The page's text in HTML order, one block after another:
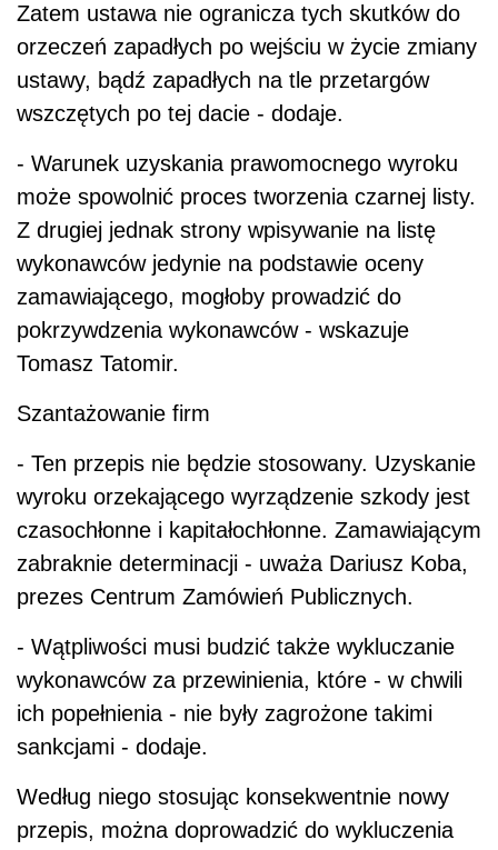
Zatem ustawa nie ogranicza tych skutków do
orzeczeń zapadłych po wejściu w życie zmiany
ustawy, bądź zapadłych na tle przetargów
wszczętych po tej dacie - dodaje.
- Warunek uzyskania prawomocnego wyroku
może spowolnić proces tworzenia czarnej listy.
Z drugiej jednak strony wpisywanie na listę
wykonawców jedynie na podstawie oceny
zamawiającego, mogłoby prowadzić do
pokrzywdzenia wykonawców - wskazuje
Tomasz Tatomir.
Szantażowanie firm
- Ten przepis nie będzie stosowany. Uzyskanie
wyroku orzekającego wyrządzenie szkody jest
czasochłonne i kapitałochłonne. Zamawiającym
zabraknie determinacji - uważa Dariusz Koba,
prezes Centrum Zamówień Publicznych.
- Wątpliwości musi budzić także wykluczanie
wykonawców za przewinienia, które - w chwili
ich popełnienia - nie były zagrożone takimi
sankcjami - dodaje.
Według niego stosując konsekwentnie nowy
przepis, można doprowadzić do wykluczenia